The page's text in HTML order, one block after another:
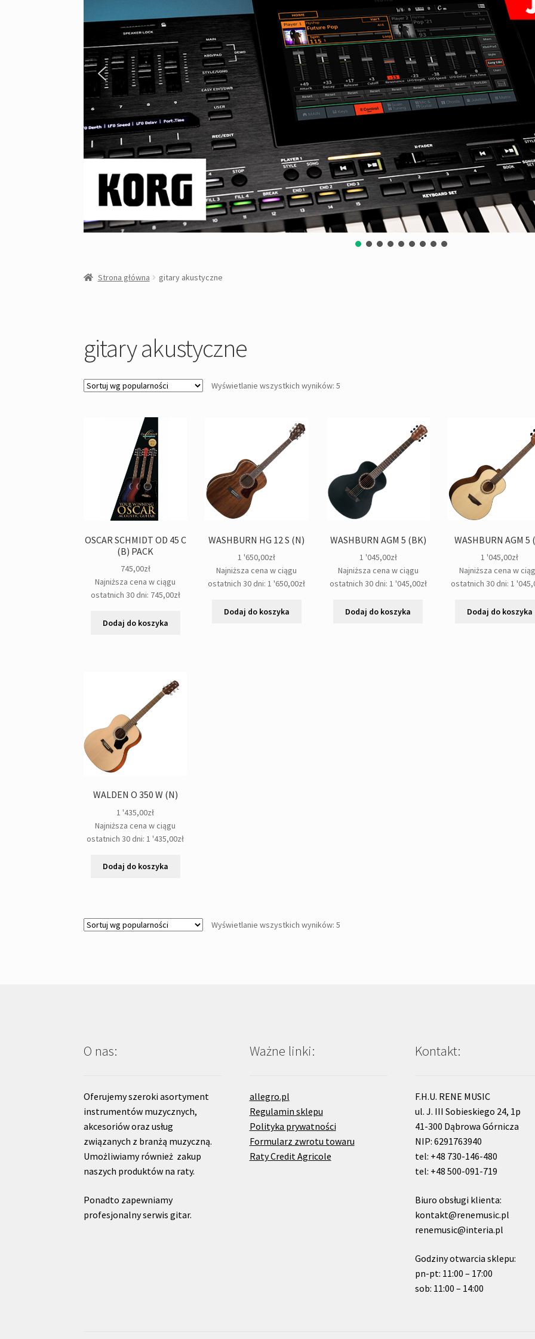
Strona główna gitary akustyczne
gitary akustyczne
Wyświetlanie wszystkich wyników: 5
OSCAR SCHMIDT OD 45 C
(B) PACK
745,00zł
Najniższa cena w ciągu
ostatnich 30 dni: 745,00zł
Dodaj do koszyka
WASHBURN HG 12 S (N)
1 '650,00zł
Najniższa cena w ciągu
ostatnich 30 dni:1 '650,00zł
Dodaj do koszyka
WASHBURN AGM 5 (BK)
1 '045,00zł
Najniższa cena w ciągu
ostatnich 30 dni: 1 '045,00zł
Dodaj do koszyka
WASHBURN AGM 5
1 '045,00zł
Najniższa cena w
ostatnich 30 dni: 1
Dodaj do koszyka
WALDEN O 350 W (N)
1 '435,00zł
Najniższa cena w ciągu
ostatnich 30 dni:1 '435,00zł
Dodaj do koszyka
Wyświetlanie wszystkich wyników: 5
O nas:
Oferujemy szeroki asortyment
instrumentów muzycznych,
akcesoriów oraz usług
związanych z branżą muzyczną.
Umożliwiamy również zakup
naszych produktów na raty.
Ponadto zapewniamy
profesjonalny serwis gitar.
Ważne linki:
allegro.pl
Regulamin sklepu
Polityka prywatności
Formularz zwrotu towaru
Raty Credit Agricole
Kontakt:
F.H.U. RENE MUSIC
ul. J. III Sobieskiego 24, 1p
41-300 Dąbrowa Górnicza
NIP: 6291763940
tel: +48 730-146-480
tel: +48 500-091-719
Biuro obsługi klienta:
kontakt@renemusic.pl
renemusic@interia.pl
Godziny otwarcia sklepu:
pn-pt: 11:00 – 17:00
sob: 11:00 – 14:00